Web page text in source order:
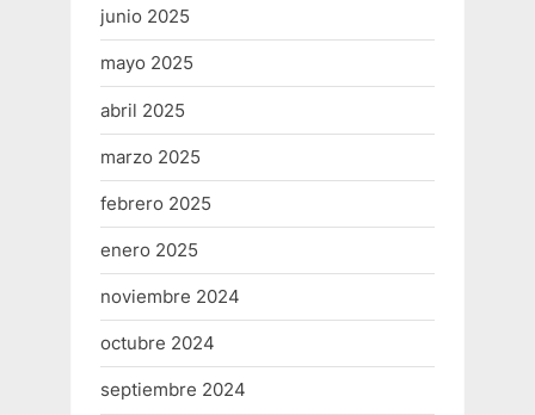
junio 2025
mayo 2025
abril 2025
marzo 2025
febrero 2025
enero 2025
noviembre 2024
octubre 2024
septiembre 2024